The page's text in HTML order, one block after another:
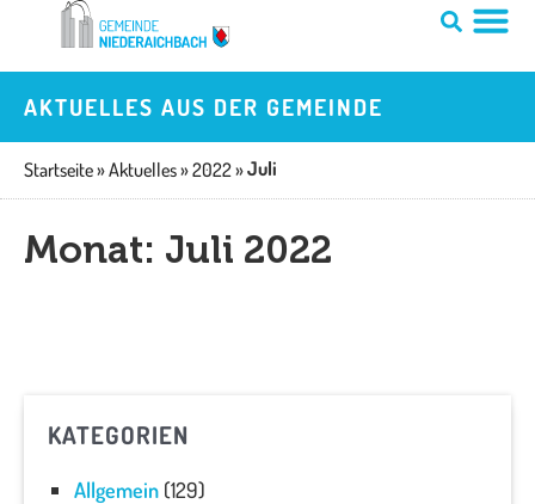
springen
AKTUELLES AUS DER GEMEINDE
Startseite»Aktuelles»2022»Juli
Monat: Juli 2022
KATEGORIEN
Allgemein(129)